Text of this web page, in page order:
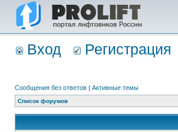
Вход Регистрация
Сообщения без ответов | Активные темы
Список форумов